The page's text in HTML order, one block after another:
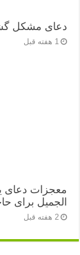
دعای مشکل
1 هفته قبل
معجزات دعای
الجمیل برای
2 هفته قبل